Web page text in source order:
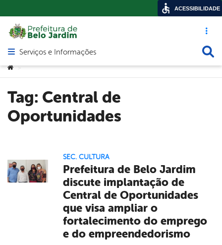
Acesso
Abrir menu principal de navegação
Serviços e Informações
Você está aqui:
>
Tag: Central de
Oportunidades
SEC. CULTURA
Prefeitura de Belo Jardim
discute implantação de
Central de Oportunidades
que visa ampliar o
fortalecimento do emprego
e do empreendedorismo
ACESSIBILIDADE